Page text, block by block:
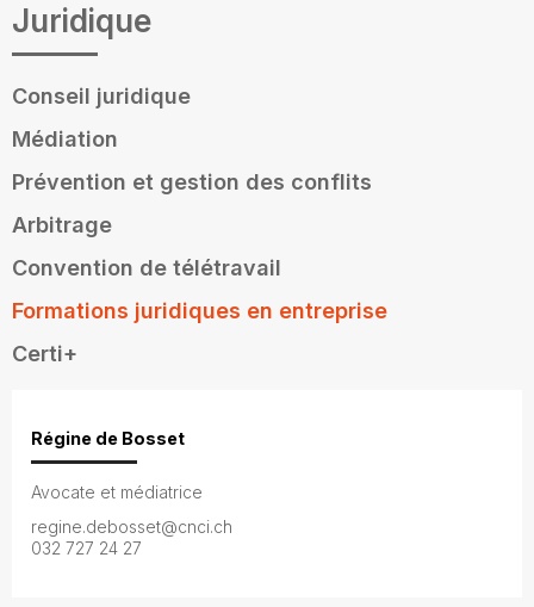
Juridique
Conseil juridique
Médiation
Prévention et gestion des conflits
Arbitrage
Convention de télétravail
Formations juridiques en entreprise
Certi+
Régine de Bosset
Avocate et médiatrice
regine.debosset@cnci.ch
032 727 24 27